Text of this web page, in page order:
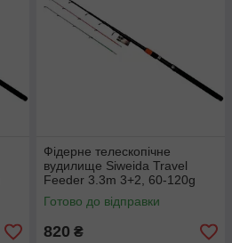
Фідерне телескопічне
вудилище Siweida Travel
Feeder 3.3m 3+2, 60-120g
Готово до відправки
820 ₴